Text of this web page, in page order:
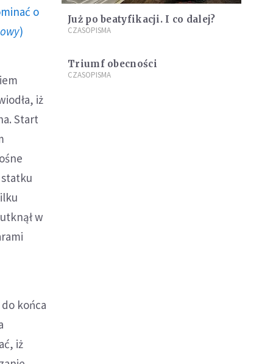
o
)
iż
Start
w
końca
iż
Już po beatyfikacji. I co dalej?
CZASOPISMA
Triumf obecności
CZASOPISMA